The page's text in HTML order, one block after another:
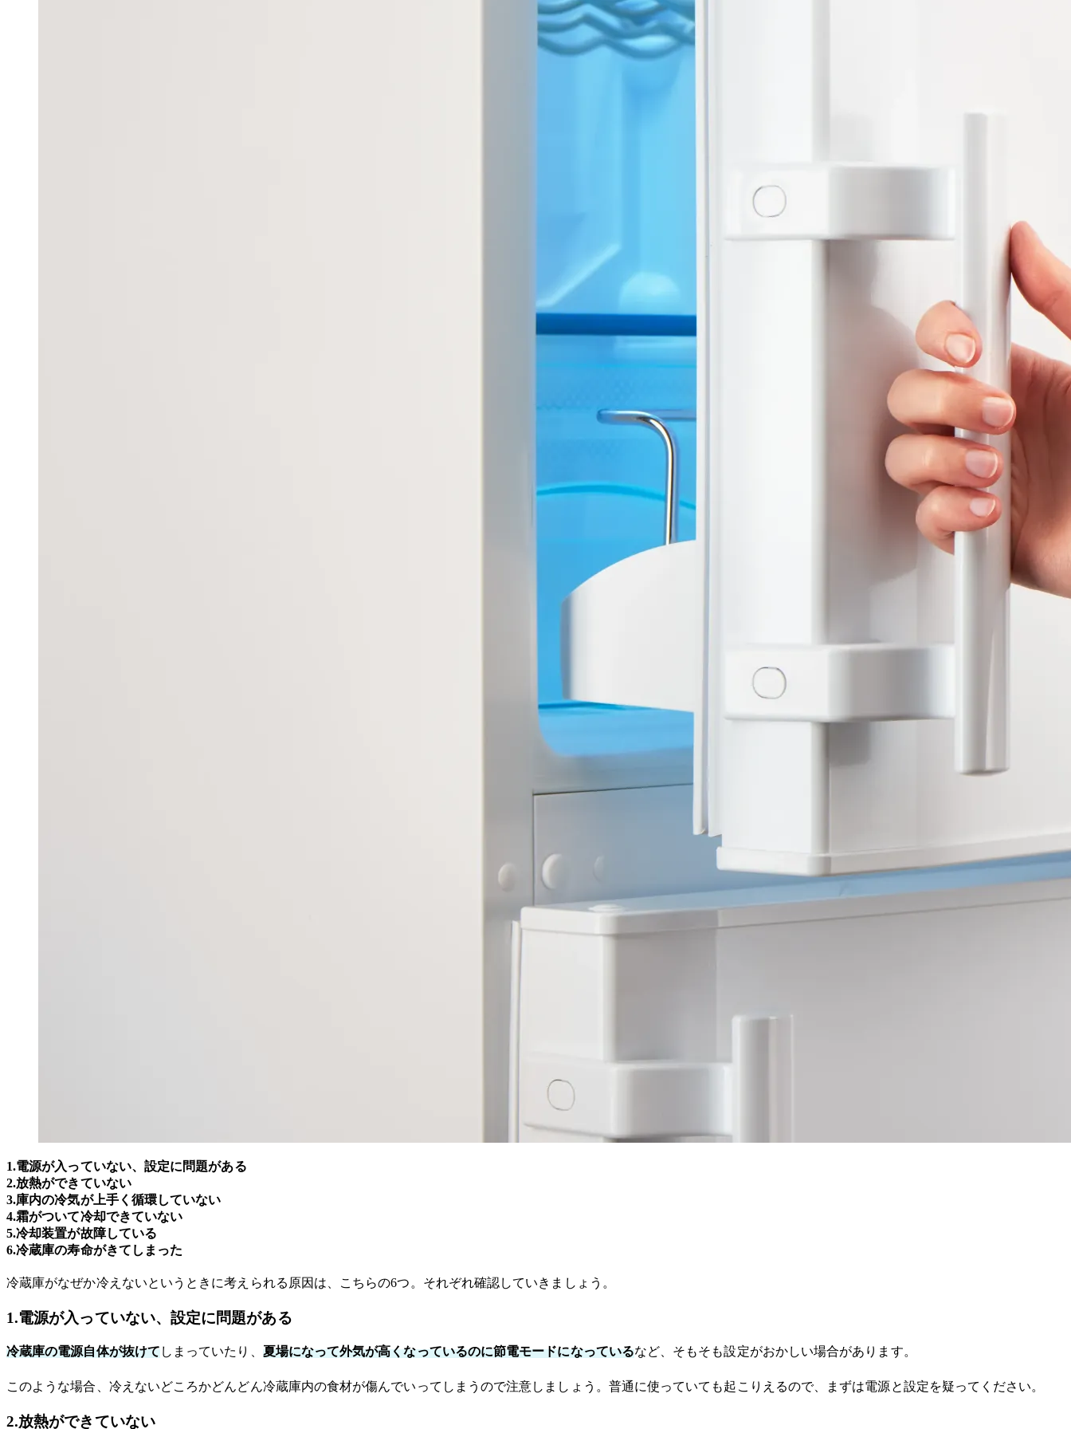
1.電源が入っていない、設定に問題がある
2.放熱ができていない
3.庫内の冷気が上手く循環していない
4.霜がついて冷却できていない
5.冷却装置が故障している
6.冷蔵庫の寿命がきてしまった
冷蔵庫がなぜか冷えないというときに考えられる原因は、こちらの6つ。それぞれ確認していきましょう。
1.電源が入っていない、設定に問題がある
冷蔵庫の電源自体が抜けてしまっていたり、 夏場になって外気が高くなっているのに節電モードになっているなど、そもそも設定がおかしい場合があります。
このような場合、冷えないどころかどんどん冷蔵庫内の食材が傷んでいってしまうので注意しましょう。普通に使っていても起こりえるので、まずは電源と設定を疑ってください。
2.放熱ができていない